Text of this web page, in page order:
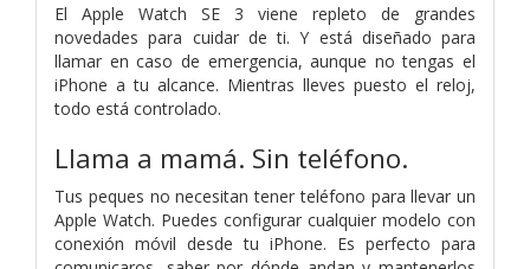
El Apple Watch SE 3 viene repleto de grandes
novedades para cuidar de ti. Y está diseñado para
llamar en caso de emergencia, aunque no tengas el
iPhone a tu alcance. Mientras lleves puesto el reloj,
todo está controlado.
Llama a mamá. Sin teléfono.
Tus peques no necesitan tener teléfono para llevar un
Apple Watch. Puedes configurar cualquier modelo con
conexión móvil desde tu iPhone. Es perfecto para